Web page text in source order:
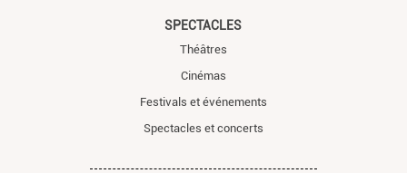
SPECTACLES
Théâtres
Cinémas
Festivals et événements
Spectacles et concerts